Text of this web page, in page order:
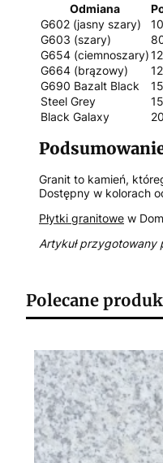
Odmiana
G602 (jasny szary)
G603 (szary)
G654 (ciemnoszary)
G664 (brązowy)
G690 Bazalt Black
Steel Grey
Black Galaxy
Granit to kamień,
Dostępny w kolorach
Płytki granitowe w
Artykuł przygotowany
Polecane